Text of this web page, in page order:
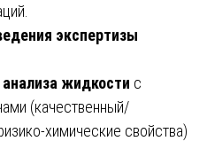
экспертизы
жидкости с
(качественный/
химические свойства)